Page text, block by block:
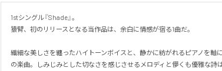
1stシングル『Shade』。
猿臂、初のリリースとなる当作品は、余白に情感が宿る1曲だ。
繊細な美しさを纏ったハイトーンボイスと、静かに紡がれるピアノを軸
の楽曲。しみじみとした切なさを感じさせるメロディと儚くも優雅な